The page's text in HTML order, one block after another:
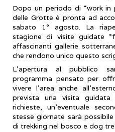
Dopo un periodo di “work in
delle Grotte è pronta ad
sabato 1° agosto. La
stagione di visite guidate
affascinanti gallerie
che rendono unico questo
L’apertura al pubblico
programma pensato per
vivere l’area anche
prevista una visita
richieste, un’eventuale
stesse giornate sarà
di trekking nel bosco e dog